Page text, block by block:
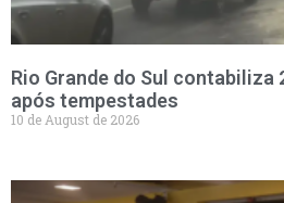
Rio Grande do Sul contabiliza
após tempestades
10 de August de 2026